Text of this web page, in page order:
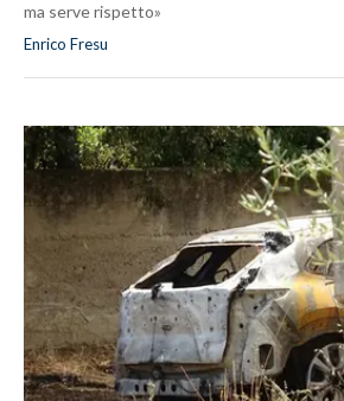
ma serve rispetto»
Enrico Fresu